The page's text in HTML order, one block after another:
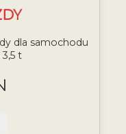
dla samochodu
t